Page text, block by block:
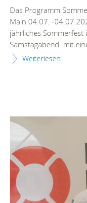
Das Programm
Main 04.07. -
jährliches Sommerfest
Samstagabend mit
Weiterlesen